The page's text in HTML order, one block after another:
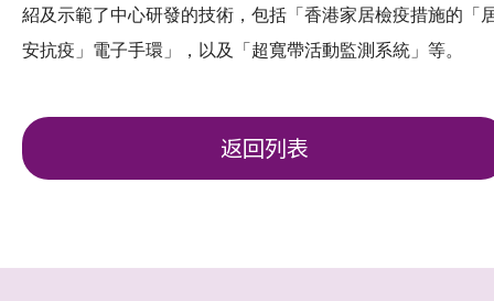
紹及示範了中心研發的技術，包括「香港家居檢疫措施的「
安抗疫」電子手環」，以及「超寬帶活動監測系統」等。
返回列表